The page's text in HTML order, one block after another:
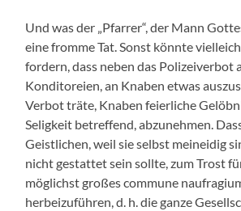
Und was der „Pfarrer“, der Mann
eine fromme Tat. Sonst könnte
fordern, dass neben das Polizeiverbot
Konditoreien, an Knaben etwas
Verbot träte, Knaben feierliche
Seligkeit betreffend, abzunehmen.
Geistlichen, weil sie selbst meineidig
nicht gestattet sein sollte, zum Trost
möglichst großes commune
herbeizuführen, d. h. die ganze